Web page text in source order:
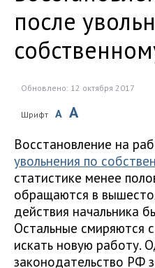
после
Обновлено: 12 октября 2017
Шрифт A A
Восстановление на
увольнения по
статистике менее
обращаются в
действия начальника
Остальные смиряются
искать новую работу.
законодательство РФ